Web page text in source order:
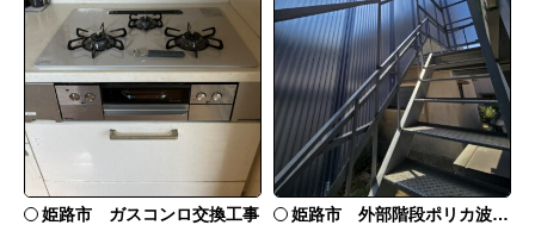
姫路市 ガスコンロ交換工事 姫路市 外部階段ポリカ波板張替工事